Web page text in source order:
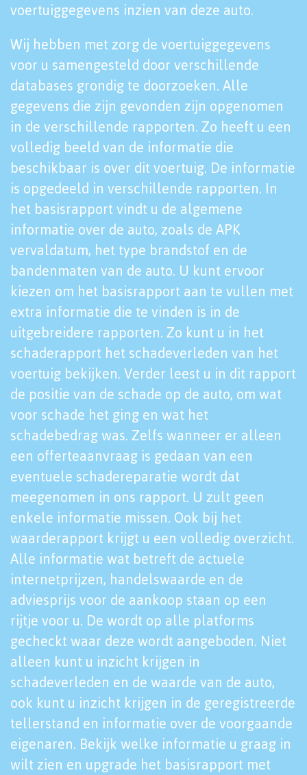
voertuiggegevens inzien van deze auto.
Wij hebben met zorg de voertuiggegevens
voor u samengesteld door verschillende
databases grondig te doorzoeken. Alle
gegevens die zijn gevonden zijn opgenomen
in de verschillende rapporten. Zo heeft u een
volledig beeld van de informatie die
beschikbaar is over dit voertuig. De informatie
is opgedeeld in verschillende rapporten. In
het basisrapport vindt u de algemene
informatie over de auto, zoals de APK
vervaldatum, het type brandstof en de
bandenmaten van de auto. U kunt ervoor
kiezen om het basisrapport aan te vullen met
extra informatie die te vinden is in de
uitgebreidere rapporten. Zo kunt u in het
schaderapport het schadeverleden van het
voertuig bekijken. Verder leest u in dit rapport
de positie van de schade op de auto, om wat
voor schade het ging en wat het
schadebedrag was. Zelfs wanneer er alleen
een offerteaanvraag is gedaan van een
eventuele schadereparatie wordt dat
meegenomen in ons rapport. U zult geen
enkele informatie missen. Ook bij het
waarderapport krijgt u een volledig overzicht.
Alle informatie wat betreft de actuele
internetprijzen, handelswaarde en de
adviesprijs voor de aankoop staan op een
rijtje voor u. De wordt op alle platforms
gecheckt waar deze wordt aangeboden. Niet
alleen kunt u inzicht krijgen in
schadeverleden en de waarde van de auto,
ook kunt u inzicht krijgen in de geregistreerde
tellerstand en informatie over de voorgaande
eigenaren. Bekijk welke informatie u graag in
wilt zien en upgrade het basisrapport met